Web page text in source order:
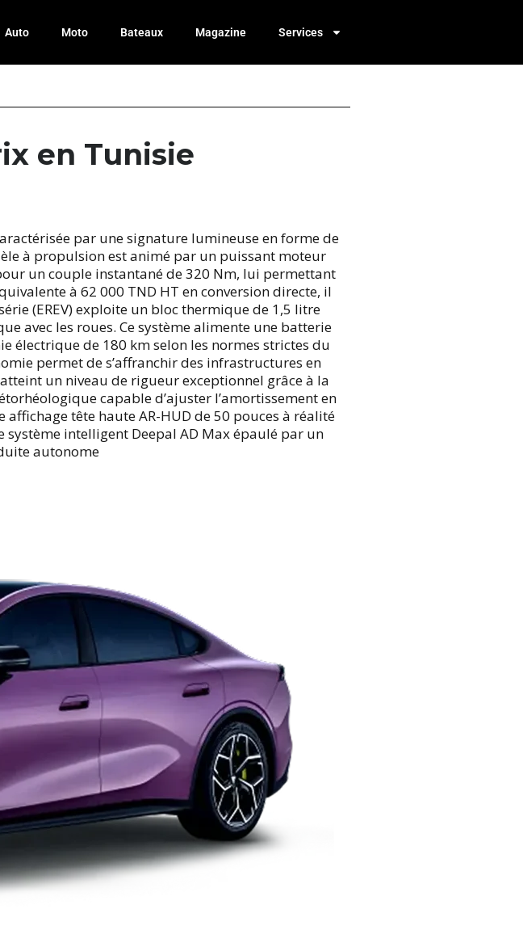
Auto Moto Bateaux Magazine Services
en Tunisie
par une signature lumineuse en forme de
à propulsion est animé par un puissant moteur
un couple instantané de 320 Nm, lui permettant
à 62 000 TND HT en conversion directe, il
(EREV) exploite un bloc thermique de 1,5 litre
avec les roues. Ce système alimente une batterie
électrique de 180 km selon les normes strictes du
permet de s’affranchir des infrastructures en
un niveau de rigueur exceptionnel grâce à la
capable d’ajuster l’amortissement en
tête haute AR-HUD de 50 pouces à réalité
intelligent Deepal AD Max épaulé par un
autonome